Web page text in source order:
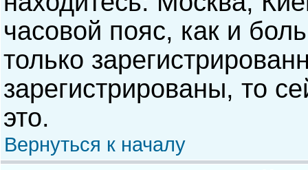
часовой пояс, как и
только
зарегистрированы, то
это.
Вернуться к началу